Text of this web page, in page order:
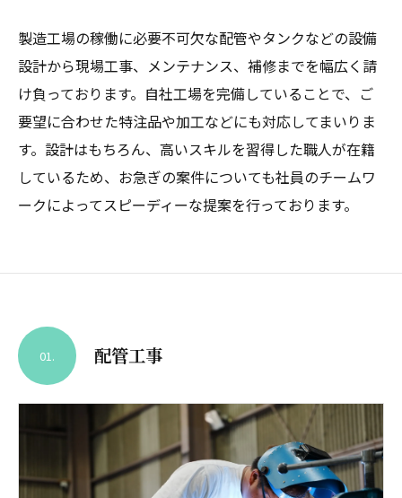
製造工場の稼働に必要不可欠な配管やタンクなどの設備
設計から現場工事、メンテナンス、補修までを幅広く請
け負っております。自社工場を完備していることで、ご
要望に合わせた特注品や加工などにも対応してまいりま
す。設計はもちろん、高いスキルを習得した職人が在籍
しているため、お急ぎの案件についても社員のチームワ
ークによってスピーディーな提案を行っております。
配管工事
01.